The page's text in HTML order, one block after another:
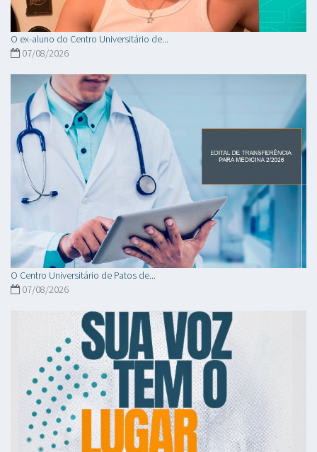
O ex-aluno do Centro Universitário de...
07/08/2026
O Centro Universitário de Patos de...
07/08/2026